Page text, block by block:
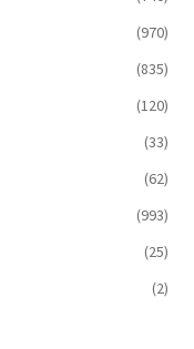
(970)
(835)
(120)
(33)
(62)
(993)
(25)
(2)